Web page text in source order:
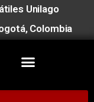
Unilago
Colombia